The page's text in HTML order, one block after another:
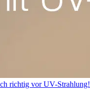
richtig vor UV-Strahlung!